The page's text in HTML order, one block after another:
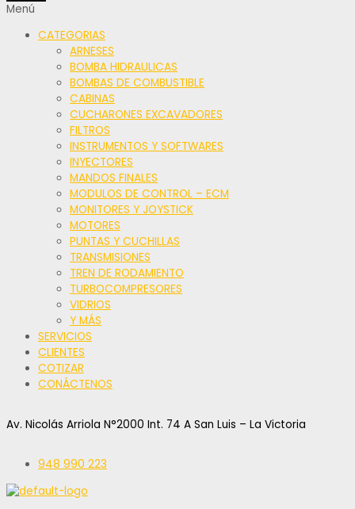
Menú
CATEGORIAS
ARNESES
BOMBA HIDRAULICAS
BOMBAS DE COMBUSTIBLE
CABINAS
CUCHARONES EXCAVADORES
FILTROS
INSTRUMENTOS Y SOFTWARES
INYECTORES
MANDOS FINALES
MODULOS DE CONTROL – ECM
MONITORES Y JOYSTICK
MOTORES
PUNTAS Y CUCHILLAS
TRANSMISIONES
TREN DE RODAMIENTO
TURBOCOMPRESORES
VIDRIOS
Y MÁS
SERVICIOS
CLIENTES
COTIZAR
CONÁCTENOS
Av. Nicolás Arriola N°2000 Int. 74 A San Luis – La Victoria
948 990 223